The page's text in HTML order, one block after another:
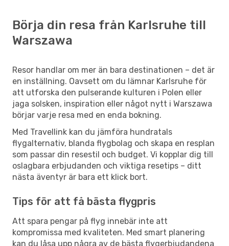
Börja din resa från Karlsruhe till
Warszawa
Resor handlar om mer än bara destinationen – det är
en inställning. Oavsett om du lämnar Karlsruhe för
att utforska den pulserande kulturen i Polen eller
jaga solsken, inspiration eller något nytt i Warszawa
börjar varje resa med en enda bokning.
Med Travellink kan du jämföra hundratals
flygalternativ, blanda flygbolag och skapa en resplan
som passar din resestil och budget. Vi kopplar dig till
oslagbara erbjudanden och viktiga resetips – ditt
nästa äventyr är bara ett klick bort.
Tips för att få bästa flygpris
Att spara pengar på flyg innebär inte att
kompromissa med kvaliteten. Med smart planering
kan du låsa upp några av de bästa flygerbjudandena